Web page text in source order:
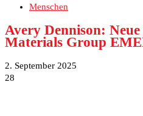
Menschen
Avery Dennison:
Materials Group
2. September 2025
28